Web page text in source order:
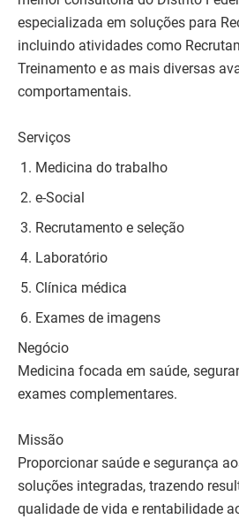
especializada em soluções para
incluindo atividades como
Treinamento e as mais diversas
comportamentais.
Serviços
Medicina do trabalho
e-Social
Recrutamento e seleção
Laboratório
Clínica médica
Exames de imagens
Negócio
Medicina focada em saúde,
exames complementares.
Missão
Proporcionar saúde e segurança
soluções integradas, trazendo
qualidade de vida e rentabilidade